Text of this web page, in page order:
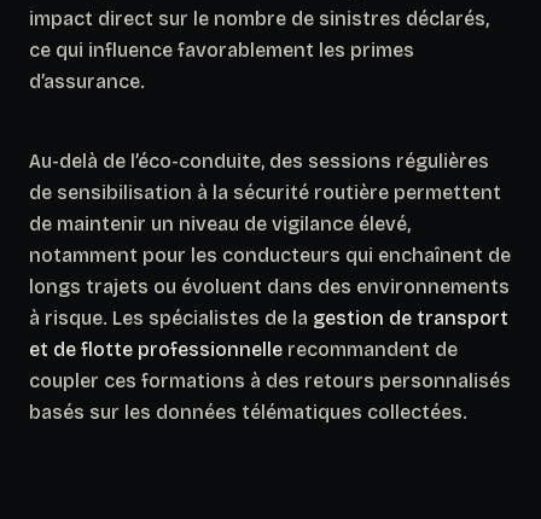
impact direct sur le nombre de sinistres déclarés,
ce qui influence favorablement les primes
d’assurance.
Au-delà de l’éco-conduite, des sessions régulières
de sensibilisation à la sécurité routière permettent
de maintenir un niveau de vigilance élevé,
notamment pour les conducteurs qui enchaînent de
longs trajets ou évoluent dans des environnements
à risque. Les spécialistes de la gestion de transport
et de flotte professionnelle recommandent de
coupler ces formations à des retours personnalisés
basés sur les données télématiques collectées.